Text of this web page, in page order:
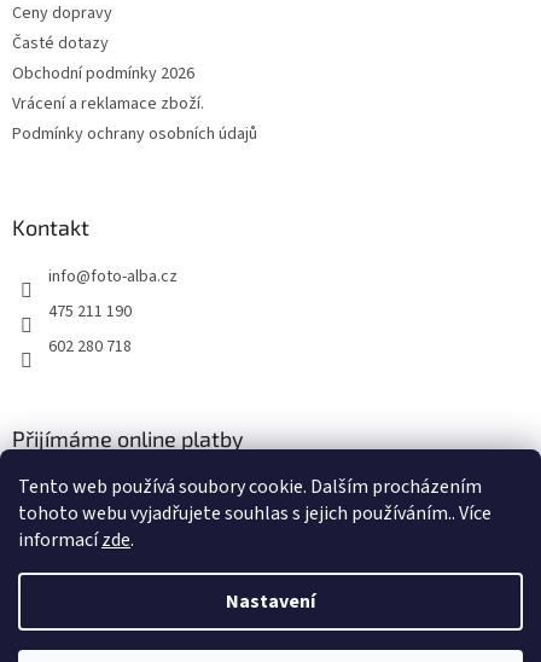
Tento web používá soubory cookie. Dalším procházením
tohoto webu vyjadřujete souhlas s jejich používáním.. Více
informacízde.
Nastavení
Ceny dopravy
Časté dotazy
Obchodní podmínky 2026
Vrácení a reklamace zboží.
Podmínky ochrany osobních údajů
Kontakt
info@foto-alba.cz
475 211 190
602 280 718
Přijímáme online platby
Vytvořil Shoptet